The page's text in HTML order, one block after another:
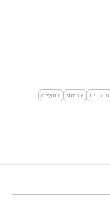
תבלינים simply
organic